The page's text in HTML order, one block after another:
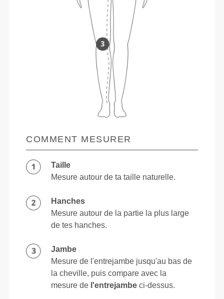
COMMENT MESURER
Taille
Mesure autour de ta taille naturelle.
Hanches
Mesure autour de la partie la plus large
de tes hanches.
Jambe
Mesure de l'entrejambe jusqu'au bas de
la cheville, puis compare avec la
mesure de l'entrejambe ci-dessus.